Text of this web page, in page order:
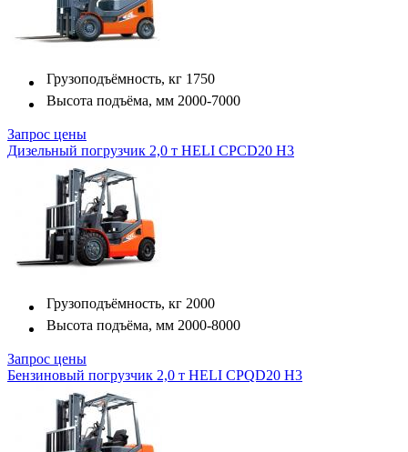
Грузоподъёмность, кг 1750
Высота подъёма, мм 2000-7000
Запрос цены
Дизельный погрузчик 2,0 т HELI CPCD20 H3
Грузоподъёмность, кг 2000
Высота подъёма, мм 2000-8000
Запрос цены
Бензиновый погрузчик 2,0 т HELI CPQD20 H3